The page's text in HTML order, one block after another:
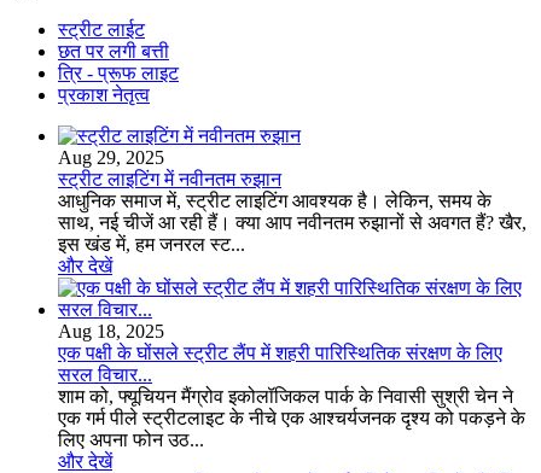
स्ट्रीट लाईट
छत पर लगी बत्ती
त्रि - प्रूफ लाइट
प्रकाश नेतृत्व
Aug 29, 2025
स्ट्रीट लाइटिंग में नवीनतम रुझान
आधुनिक समाज में, स्ट्रीट लाइटिंग आवश्यक है। लेकिन, समय के
साथ, नई चीजें आ रही हैं। क्या आप नवीनतम रुझानों से अवगत हैं? खैर,
इस खंड में, हम जनरल स्ट...
और देखें
Aug 18, 2025
एक पक्षी के घोंसले स्ट्रीट लैंप में शहरी पारिस्थितिक संरक्षण के लिए
सरल विचार...
शाम को, फ्यूचियन मैंग्रोव इकोलॉजिकल पार्क के निवासी सुश्री चेन ने
एक गर्म पीले स्ट्रीटलाइट के नीचे एक आश्चर्यजनक दृश्य को पकड़ने के
लिए अपना फोन उठ...
और देखें